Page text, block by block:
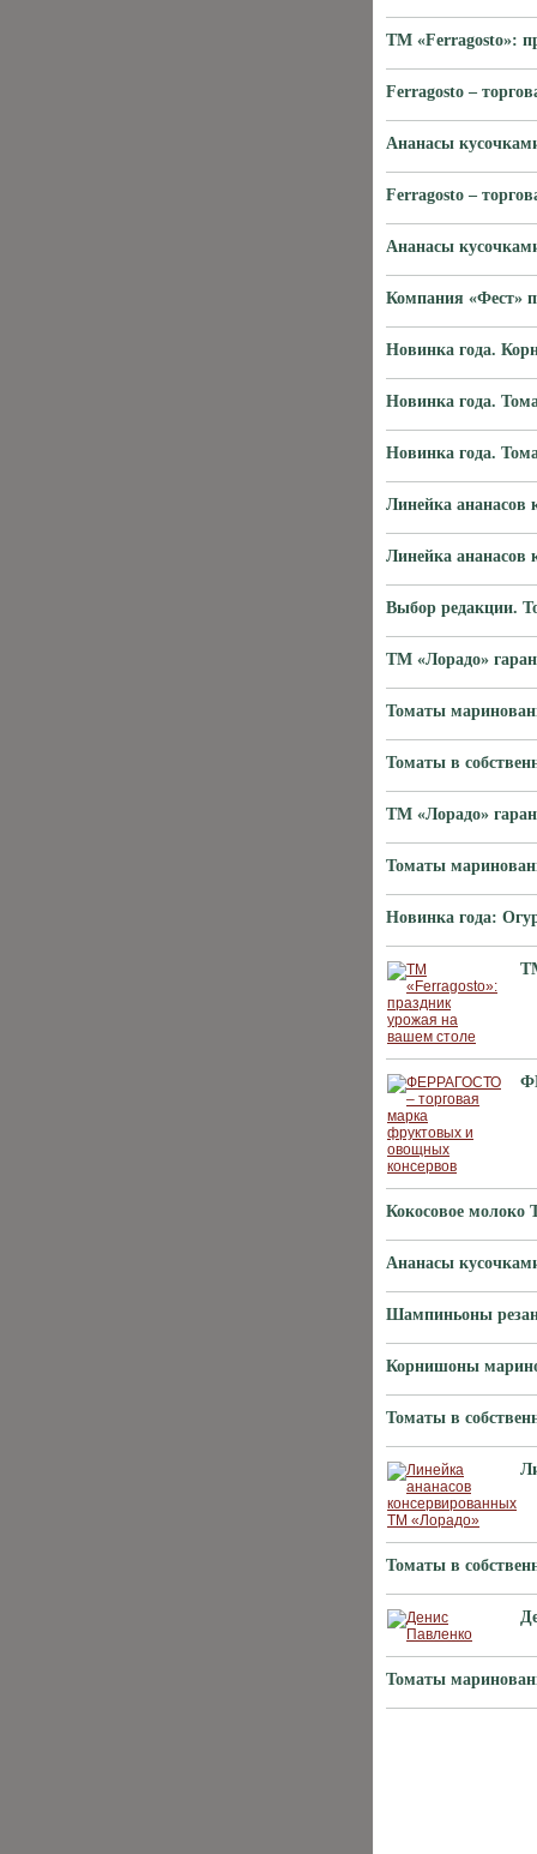
ТМ «Ferragosto»:
Ferragosto –
Ананасы
Ferragosto –
Ананасы
Компания «Фест»
Новинка года.
Новинка года.
Новинка года.
Линейка ананасов
Линейка ананасов
Выбор редакции.
ТМ «Лорадо»
Томаты
Томаты в
ТМ «Лорадо»
Томаты
Новинка года:
Кокосовое молоко
Ананасы
Шампиньоны
Корнишоны
Томаты в
Томаты в
Томаты